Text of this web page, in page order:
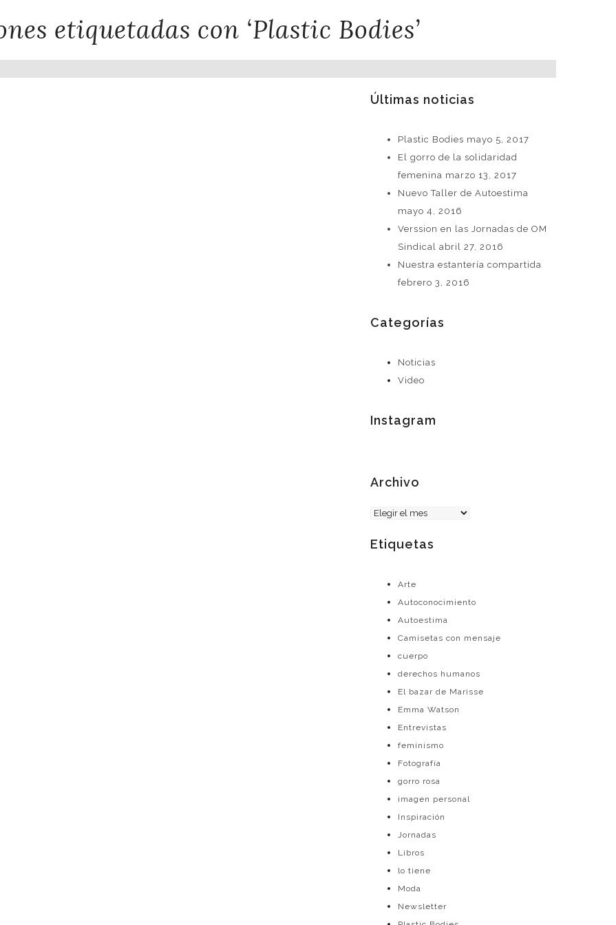
etiquetadas con ‘Plastic Bodies’
Últimas noticias
Plastic Bodies mayo 5, 2017
El gorro de la solidaridad
femenina marzo 13, 2017
Nuevo Taller de Autoestima
mayo 4, 2016
Verssion en las Jornadas de OM
Sindical
abril 27, 2016
Nuestra estantería compartida
febrero 3, 2016
Categorías
Noticias
Video
Instagram
Archivo
Archivo
Etiquetas
Arte
Autoconocimiento
Autoestima
Camisetas con mensaje
cuerpo
derechos humanos
El bazar de Marisse
Emma Watson
Entrevistas
feminismo
Fotografía
gorro rosa
imagen personal
Inspiración
Jornadas
Libros
lo tiene
Moda
Newsletter